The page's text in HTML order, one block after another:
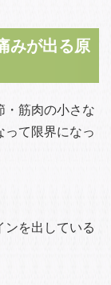
みが出る原
・筋肉の小さな
って限界になっ
ンを出している